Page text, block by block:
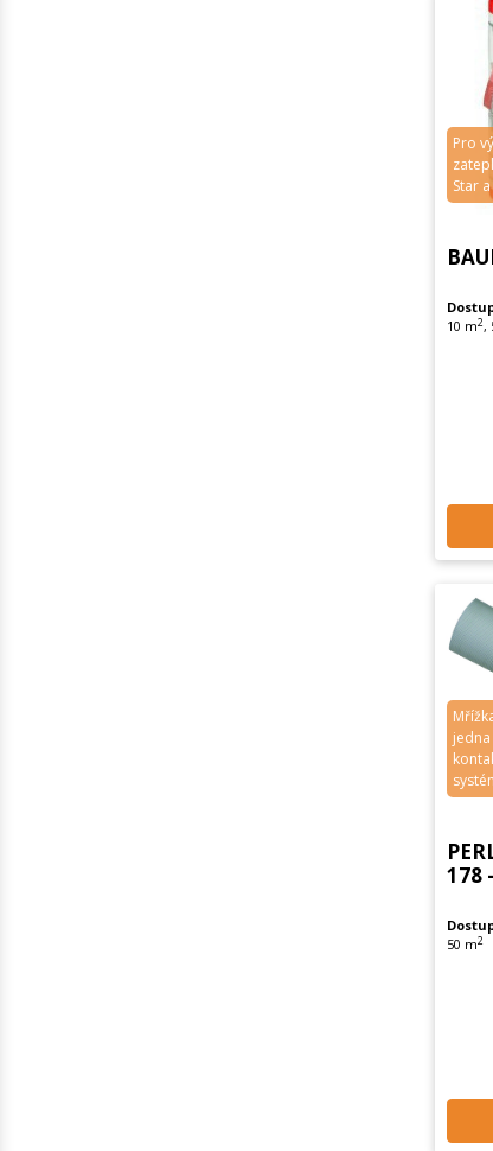
Pro
Star
10 m2,
178
50 m2